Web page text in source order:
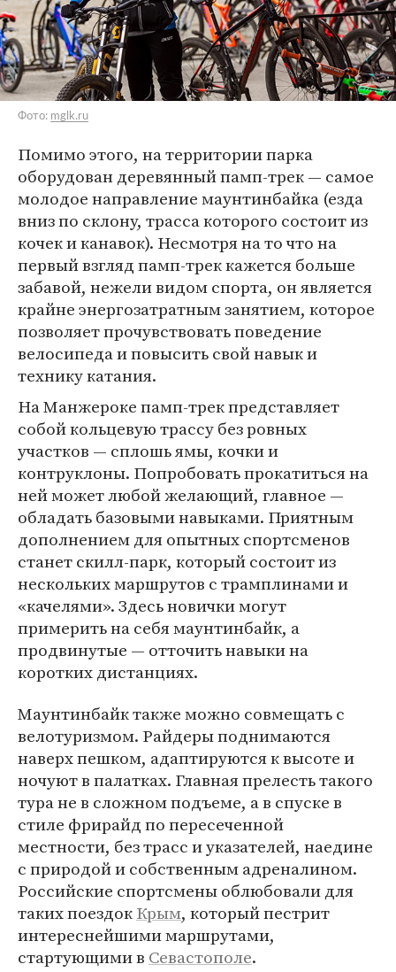
Фото: mglk.ru
Помимо этого, на территории парка
оборудован деревянный памп-трек — самое
молодое направление маунтинбайка (езда
вниз по склону, трасса которого состоит из
кочек и канавок). Несмотря на то что на
первый взгляд памп-трек кажется больше
забавой, нежели видом спорта, он является
крайне энергозатратным занятием, которое
позволяет прочувствовать поведение
велосипеда и повысить свой навык и
технику катания.
На Манжероке памп-трек представляет
собой кольцевую трассу без ровных
участков — сплошь ямы, кочки и
контруклоны. Попробовать прокатиться на
ней может любой желающий, главное —
обладать базовыми навыками. Приятным
дополнением для опытных спортсменов
станет скилл-парк, который состоит из
нескольких маршрутов с трамплинами и
«качелями». Здесь новички могут
примерить на себя маунтинбайк, а
продвинутые — отточить навыки на
коротких дистанциях.
Маунтинбайк также можно совмещать с
велотуризмом. Райдеры поднимаются
наверх пешком, адаптируются к высоте и
ночуют в палатках. Главная прелесть такого
тура не в сложном подъеме, а в спуске в
стиле фрирайд по пересеченной
местности, без трасс и указателей, наедине
с природой и собственным адреналином.
Российские спортсмены облюбовали для
таких поездокКрым, который пестрит
интереснейшими маршрутами,
стартующими в Севастополе.